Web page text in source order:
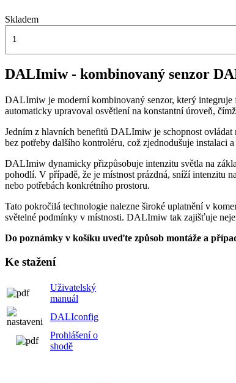
Skladem
DALImiw - kombinovaný senzor
DALImiw je moderní kombinovaný senzor, který integruje
automaticky upravoval osvětlení na konstantní úroveň,
Jedním z hlavních benefitů DALImiw je schopnost
bez potřeby dalšího kontroléru, což zjednodušuje instalaci
DALImiw dynamicky přizpůsobuje intenzitu světla na
pohodlí. V případě, že je místnost prázdná, sníží intenzitu
nebo potřebách konkrétního prostoru.
Tato pokročilá technologie nalezne široké uplatnění v
světelné podmínky v místnosti. DALImiw tak zajišťuje
Do poznámky v košíku uveďte způsob montáže a
Ke stažení
Uživatelský
manuál
DALIconfig
Prohlášení o
shodě